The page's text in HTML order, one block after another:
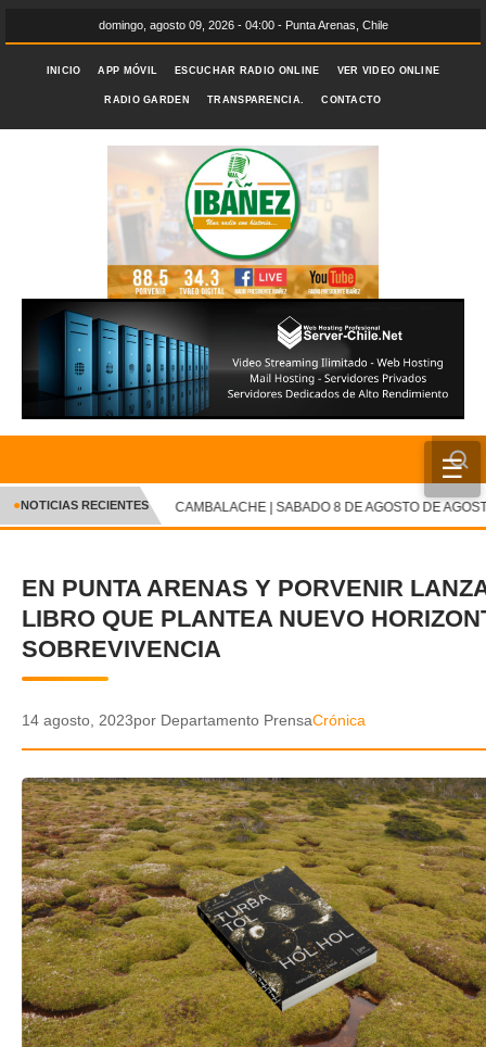
domingo, agosto 09, 2026 - 04:00 - Punta Arenas, Chile
INICIO APP MÓVIL ESCUCHAR RADIO ONLINE VER VIDEO ONLINE
RADIO GARDEN TRANSPARENCIA. CONTACTO
☰
INICIO
CRÓNICA
DEPORTES
ENTRETENIMIENTO Y CULTURA
AUDIOS
VIDEOS
GALERIA DE FOTOS
APP MÓVIL
TRANSPARENCIA
✕
NOTICIAS RECIENTES CAMBALACHE | SABADO 8 DE AGOSTO DE
EN PUNTA ARENAS Y PORVENIR
LIBRO QUE PLANTEA NUEVO
SOBREVIVENCIA
14 agosto, 2023por Departamento PrensaCrónica